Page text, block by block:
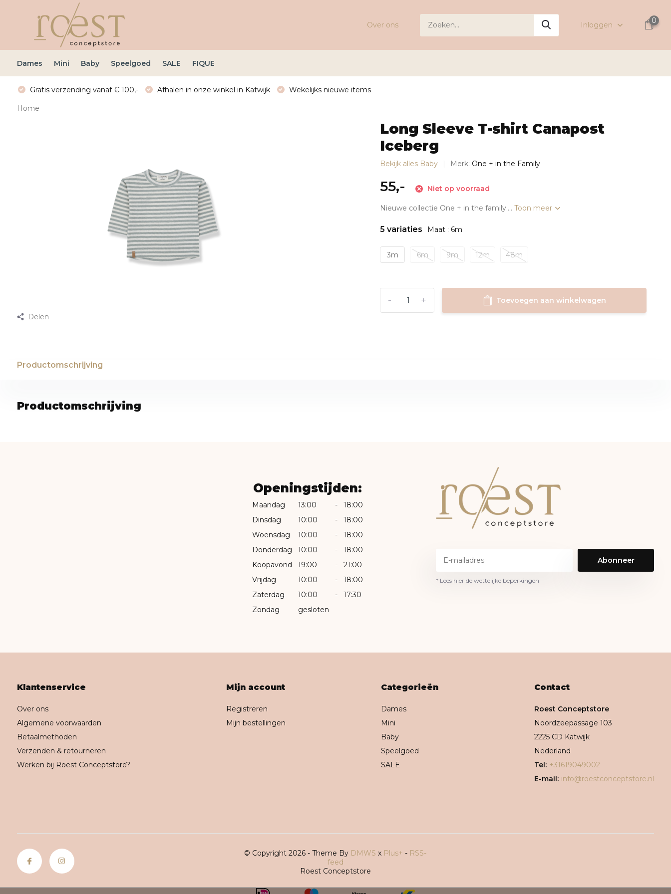
Over ons Inloggen
0
Dames Mini Baby Speelgoed SALE FIQUE
Gratis verzending vanaf € 100,- Afhalen in onze winkel in Katwijk Wekelijks nieuwe items
Home
Delen
Long Sleeve T-shirt Canapost
Iceberg
Bekijk alles Baby Merk: One + in the Family
55,- Niet op voorraad
Nieuwe collectie One + in the family....Toon meer
5 variaties Maat : 6m
3m 6m 9m 12m 48m
+
- Toevoegen aan winkelwagen
Productomschrijving
Productomschrijving
Openingstijden:
Maandag 13:00 -
18:00
Dinsdag
10:00 -
18:00
Woensdag
10:00 -
18:00
Donderdag
10:00 -
18:00
Koopavond
19:00 -
21:00
Vrijdag
10:00 -
18:00
Zaterdag
10:00 -
17:30
Zondag
gesloten
Abonneer
* Lees hier de wettelijke beperkingen
Klantenservice
Over ons
Algemene voorwaarden
Betaalmethoden
Verzenden & retourneren
Werken bij Roest Conceptstore?
Mijn account
Registreren
Mijn bestellingen
Categorieën
Dames
Mini
Baby
Speelgoed
SALE
Contact
Roest Conceptstore
Noordzeepassage 103
2225 CD Katwijk
Nederland
Tel: +31619049002
E-mail: info@roestconceptstore.nl
© Copyright 2026 - Theme By DMWS x Plus+ - RSS-
feed
Roest Conceptstore